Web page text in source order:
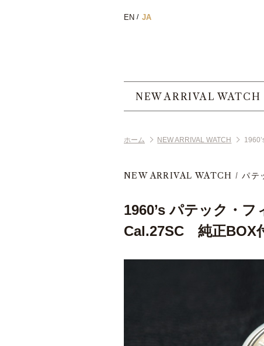
NEW ARRIVAL WATCH
ホーム NEW ARRIVAL WATCH
NEW ARRIVAL WATCH パテ
1960’s パテック・
Cal.27SC 純正BOX
EN JA